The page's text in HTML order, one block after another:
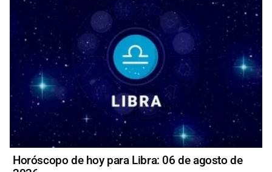
Horóscopo de hoy para Libra: 06 de agosto de